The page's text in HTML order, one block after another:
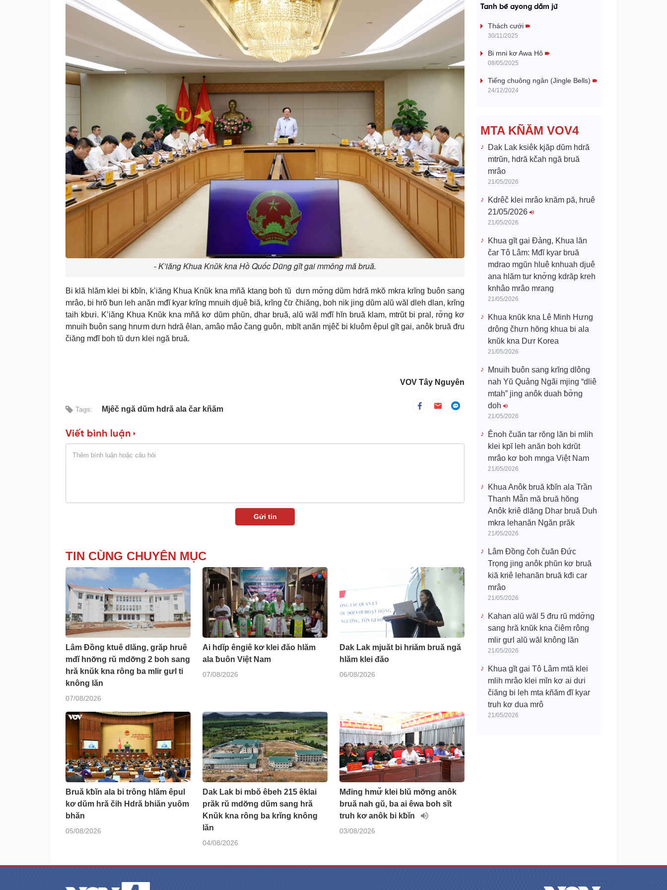
- K’iăng Khua Knŭk kna Hồ Quốc Dũng gĭt gai mmông mă bruă.
Bi klă hlăm klei bi kƀĭn, k’iăng Khua Knŭk kna mñă ktang boh tŭ dưn mơ̆ng dŭm hdră mkŏ mkra krĭng ƀuôn sang
mrâo, bi hrŏ ƀun leh anăn mđĭ kyar krĭng mnuih djuê ƀiă, krĭng čư̆ čhiăng, boh nik jing dŭm alŭ wăl dleh dlan, krĭng
taih kbưi. K’iăng Khua Knŭk kna mñă kơ dŭm phŭn, dhar bruă, alŭ wăl mđĭ hĭn bruă klam, mtrŭt bi pral, rơ̆ng kơ
mnuih ƀuôn sang hnưm dưn hdră êlan, amâo mâo čang guôn, mbĭt anăn mjêč bi kluôm êpul gĭt gai, anôk bruă đru
čiăng mđĭ boh tŭ dưn klei ngă bruă.
VOV Tây Nguyên
Tags: Mjêč ngă dŭm hdră ala čar kñăm
Viết bình luận
TIN CÙNG CHUYÊN MỤC
Lâm Đồng ktuê dlăng, grăp hruê
mđĭ hnơ̆ng rŭ mdơ̆ng 2 boh sang
hră knŭk kna rông ba mlir gưl ti
knông lăn
07/08/2026
Ai hdĭp êngiê kơ klei đăo hlăm
ala ƀuôn Việt Nam
07/08/2026
Dak Lak mjuăt bi hriăm bruă ngă
hlăm klei đăo
06/08/2026
Bruă kƀĭn ala bi trông hlăm êpul
kơ dŭm hră čih Hdră bhiăn yuôm
bhăn
05/08/2026
Dak Lak bi mbŏ êbeh 215 êklai
prăk rŭ mdơ̆ng dŭm sang hră
Knŭk kna rông ba krĭng knông
lăn
04/08/2026
Mđing hmư̆ klei blŭ mơ̆ng anôk
bruă nah gŭ, ba ai êwa boh sĭt
truh kơ anôk bi kƀĭn
03/08/2026
a
V
o
Tanh bĕ ayong dăm jŭ
Thách cưới
30/11/2025
Bi mni kơ Awa Hô
08/05/2025
Tiếng chuông ngân (Jingle Bells)
24/12/2024
MTA KÑĂM VOV4
Dak Lak ksiêk kjăp dŭm hdră
mtrŭn, hdră kčah ngă bruă
mrâo
21/05/2026
Kdrêč klei mrâo knăm pă, hruê
21/05/2026
21/05/2026
Khua gĭt gai Đảng, Khua lăn
čar Tô Lâm: Mđĭ kyar bruă
mdrao mgŭn hluê knhuah djuê
ana hlăm tur knơ̆ng kdrăp kreh
knhâo mrâo mrang
21/05/2026
Khua knŭk kna Lê Minh Hưng
drông čhưn hŏng khua bi ala
knŭk kna Dưr Korea
21/05/2026
Mnuih ƀuôn sang krĭng dlông
nah Yŭ Quảng Ngãi mjing “dliê
mtah” jing anôk duah ƀơ̆ng
doh
21/05/2026
Ênoh čuăn tar rŏng lăn bi mlih
klei kpĭ leh anăn boh kdrŭt
mrâo kơ boh mnga Việt Nam
21/05/2026
Khua Anôk bruă kƀĭn ala Trần
Thanh Mẫn mă bruă hŏng
Anôk kriê dlăng Dhar bruă Duh
mkra lehanăn Ngăn prăk
21/05/2026
Lâm Đồng čoh čuăn Đức
Trọng jing anôk phŭn kơ bruă
kiă kriê lehanăn bruă kđi car
mrâo
21/05/2026
Kahan alŭ wăl 5 đru rŭ mdơ̆ng
sang hră knŭk kna čiêm rông
mlir gưl alŭ wăl knông lăn
21/05/2026
Khua gĭt gai Tô Lâm mtă klei
mlih mrâo klei mĭn kơ ai dưi
čiăng bi leh mta kñăm đĭ kyar
truh kơ dua mrô
21/05/2026